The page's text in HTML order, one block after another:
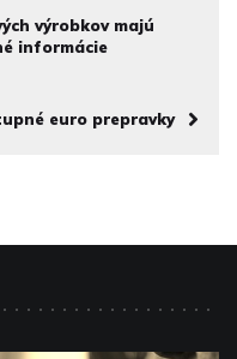
výrobkov majú
informácie
euro prepravky